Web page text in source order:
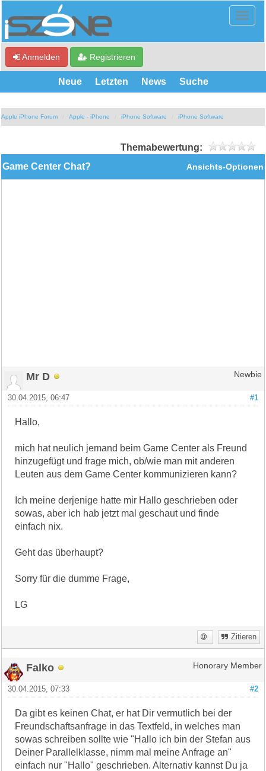
Anmelden Registrieren
Neue Letzten News Suche
Apple iPhone Forum Apple - iPhone iPhone Software iPhone Software
Themabewertung:
Ansichts-Optionen
Game Center Chat?
Mr D Newbie
#1
30.04.2015, 06:47
Hallo,
mich hat neulich jemand beim Game Center als Freund
hinzugefügt und frage mich, ob/wie man mit anderen
Leuten aus dem Game Center kommunizieren kann?
Ich meine derjenige hatte mir Hallo geschrieben oder
sowas, aber ich hab jetzt mal geschaut und finde
einfach nix.
Geht das überhaupt?
Sorry für die dumme Frage,
LG
Zitieren
Falko Honorary Member
#2
30.04.2015, 07:33
Da gibt es keinen Chat, er hat Dir vermutlich bei der
Freundschaftsanfrage in das Textfeld, in welches man
sowas schreiben sollte wie "Hallo ich bin der Stefan aus
Deiner Parallelklasse, nimm mal meine Anfrage an"
einfach nur "Hallo" geschrieben. Alternativ kannst Du ja